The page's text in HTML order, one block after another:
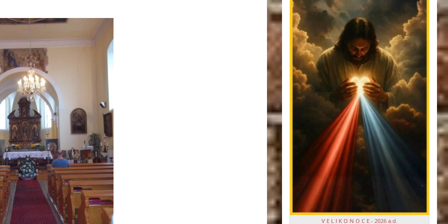
V E L I K O N O C E - 2026 a.d.